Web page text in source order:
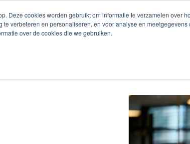
Deze cookies worden gebruikt om informatie te verzamelen over
verbeteren en personaliseren, en voor analyse en
over de cookies die we gebruiken.
Experts